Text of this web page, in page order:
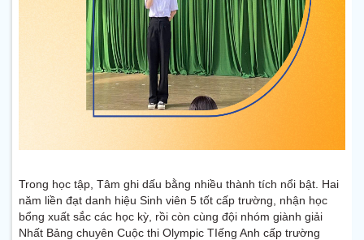
Trong học tập, Tâm ghi dấu bằng nhiều thành tích nổi bật. Hai
năm liền đạt danh hiệu Sinh viên 5 tốt cấp trường, nhận học
bổng xuất sắc các học kỳ, rồi còn cùng đội nhóm giành giải
Nhất Bảng chuyên Cuộc thi Olympic TIếng Anh cấp trường